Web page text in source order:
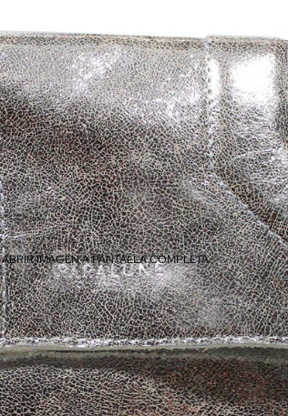
ABRIR IMAGEN A PANTALLA COMPLETA